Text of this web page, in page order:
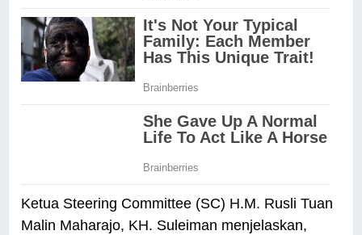
Ketua Steering Committee (SC) H.M. Rusli Tuan
Malin Maharajo, KH. Suleiman menjelaskan,